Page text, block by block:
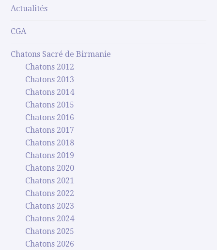
Actualités
CGA
Chatons Sacré de Birmanie
Chatons 2012
Chatons 2013
Chatons 2014
Chatons 2015
Chatons 2016
Chatons 2017
Chatons 2018
Chatons 2019
Chatons 2020
Chatons 2021
Chatons 2022
Chatons 2023
Chatons 2024
Chatons 2025
Chatons 2026